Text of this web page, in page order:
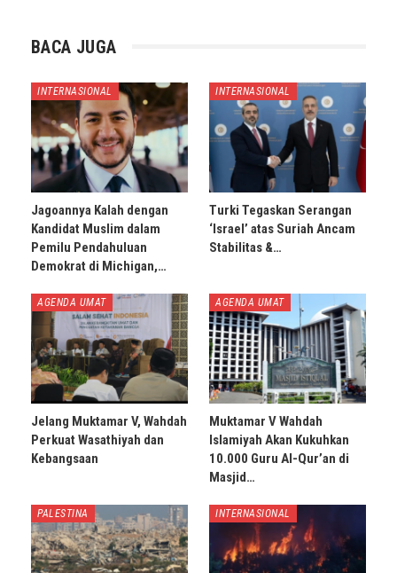
BACA JUGA
INTERNASIONAL
Jagoannya Kalah dengan
Kandidat Muslim dalam
Pemilu Pendahuluan
Demokrat di Michigan,…
INTERNASIONAL
Turki Tegaskan Serangan
‘Israel’ atas Suriah Ancam
Stabilitas &…
AGENDA UMAT
Jelang Muktamar V, Wahdah
Perkuat Wasathiyah dan
Kebangsaan
AGENDA UMAT
Muktamar V Wahdah
Islamiyah Akan Kukuhkan
10.000 Guru Al-Qur’an di
Masjid…
PALESTINA INTERNASIONAL